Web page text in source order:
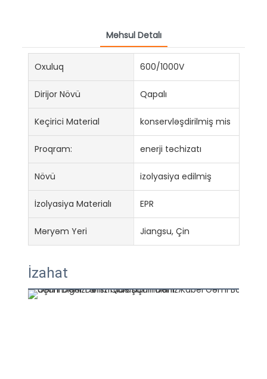
Məhsul Detalı
Oxuluq 600/1000V
Dirijor Növü Qapalı
Keçirici Material konservləşdirilmiş mis
Proqram: enerji təchizatı
Növü izolyasiya edilmiş
İzolyasiya Materialı EPR
Məryəm Yeri Jiangsu, Çin
İzahat